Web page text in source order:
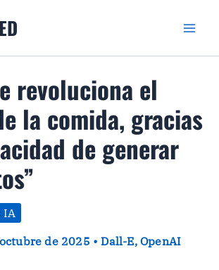
revoluciona el
la comida, gracias
de generar
IA
de 2025 •Dall-E,OpenAI